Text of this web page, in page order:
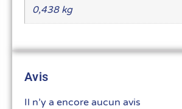
0,438 kg
Avis
Il n’y a encore aucun avis